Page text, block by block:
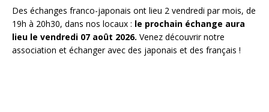
Des échanges franco-japonais ont lieu 2 vendredi par mois, de
19h à 20h30, dans nos locaux : le prochain échange aura
lieu le vendredi 07 août 2026. Venez découvrir notre
association et échanger avec des japonais et des français !